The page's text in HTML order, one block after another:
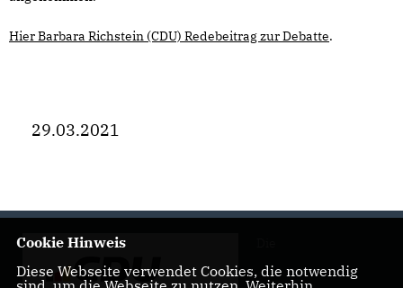
Hier Barbara Richstein (CDU) Redebeitrag zur Debatte.
29.03.2021
Cookie Hinweis
Diese Webseite verwendet Cookies, die notwendig